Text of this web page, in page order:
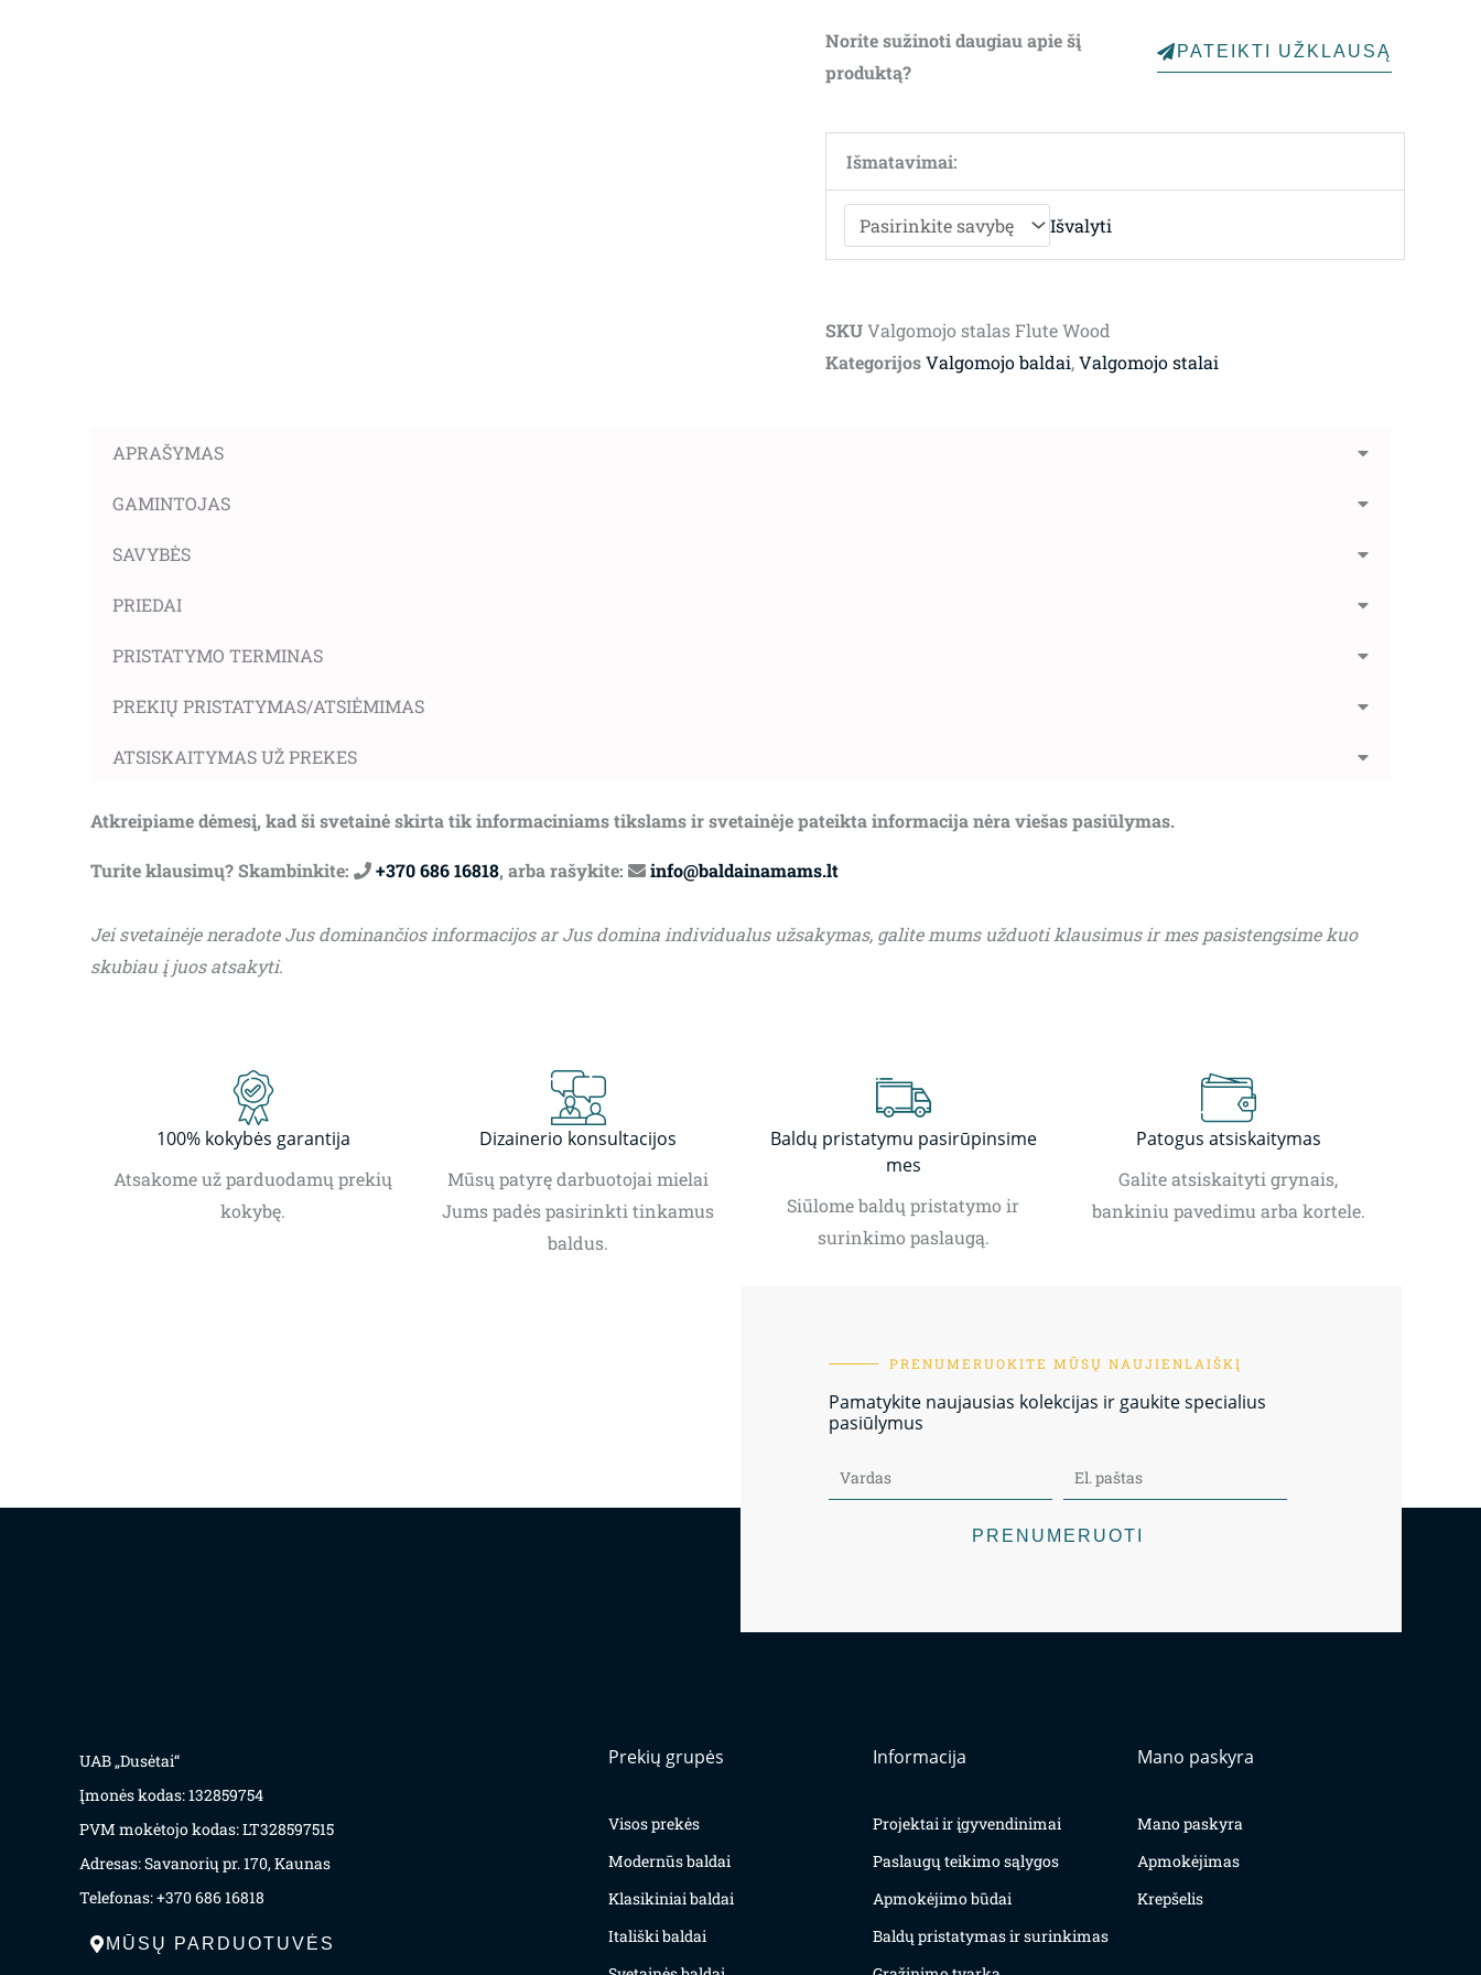
1,753.00€
through
Norite sužinoti daugiau apie šį
produktą?
PATEIKTI UŽKLAUSĄ
Išmatavimai:
Išvalyti
SKUValgomojo stalas Flute Wood
KategorijosValgomojo baldai,Valgomojo stalai
APRAŠYMAS
GAMINTOJAS
SAVYBĖS
PRIEDAI
PRISTATYMO TERMINAS
PREKIŲ PRISTATYMAS/ATSIĖMIMAS
ATSISKAITYMAS UŽ PREKES
Atkreipiame dėmesį, kad ši svetainė skirta tik informaciniams tikslams ir svetainėje pateikta informacija nėra viešas pasiūlymas.
Turite klausimų? Skambinkite: +370 686 16818, arba rašykite: info@baldainamams.lt
Jei svetainėje neradote Jus dominančios informacijos ar Jus domina individualus užsakymas, galite mums užduoti klausimus ir mes pasistengsime kuo
skubiau į juos atsakyti.
100% kokybės garantija
Atsakome už parduodamų prekių
kokybę.
Dizainerio konsultacijos
Mūsų patyrę darbuotojai mielai
Jums padės pasirinkti tinkamus
baldus.
Baldų pristatymu pasirūpinsime
mes
Siūlome baldų pristatymo ir
surinkimo paslaugą.
Patogus atsiskaitymas
Galite atsiskaityti grynais,
bankiniu pavedimu arba kortele.
PRENUMERUOKITE MŪSŲ NAUJIENLAIŠKĮ
Pamatykite naujausias kolekcijas ir gaukite specialius
pasiūlymus
PRENUMERUOTI
UAB „Dusėtai“
Įmonės kodas: 132859754
PVM mokėtojo kodas: LT328597515
Adresas: Savanorių pr. 170, Kaunas
Telefonas: +370 686 16818
MŪSŲ PARDUOTUVĖS
Prekių grupės
Visos prekės
Modernūs baldai
Klasikiniai baldai
Itališki baldai
Informacija
Projektai ir įgyvendinimai
Paslaugų teikimo sąlygos
Apmokėjimo būdai
Baldų pristatymas ir surinkimas
Mano paskyra
Mano paskyra
Apmokėjimas
Krepšelis